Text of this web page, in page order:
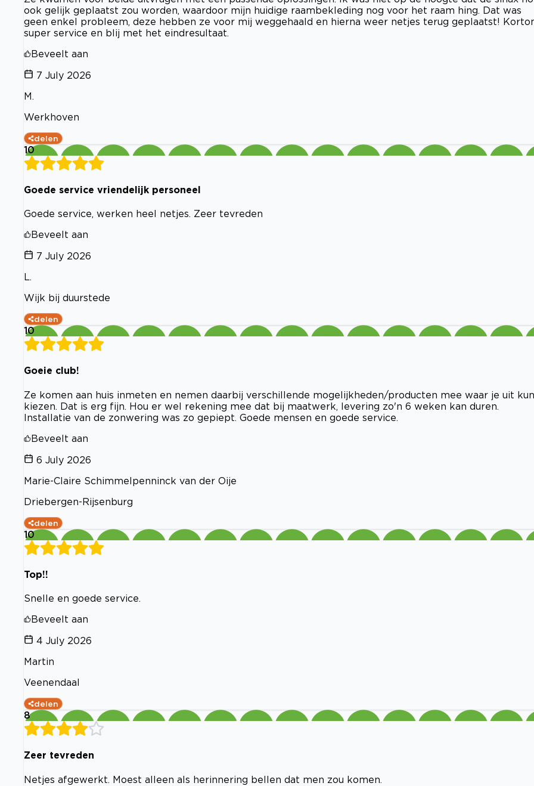
ook gelijk geplaatst zou worden, waardoor mijn huidige raambekleding nog voor het raam hing. Dat was
geen enkel probleem, deze hebben ze voor mij weggehaald en hierna weer netjes terug geplaatst!
super service en blij met het eindresultaat.
Beveelt aan
7 July 2026
M.
Werkhoven
delen
10
Goede service vriendelijk personeel
Goede service, werken heel netjes. Zeer tevreden
Beveelt aan
7 July 2026
L.
Wijk bij duurstede
delen
10
Goeie club!
Ze komen aan huis inmeten en nemen daarbij verschillende mogelijkheden/producten mee waar je uit
kiezen. Dat is erg fijn. Hou er wel rekening mee dat bij maatwerk, levering zo'n 6 weken kan duren.
Installatie van de zonwering was zo gepiept. Goede mensen en goede service.
Beveelt aan
6 July 2026
Marie-Claire Schimmelpenninck van der Oije
Driebergen-Rijsenburg
delen
10
Top!!
Snelle en goede service.
Beveelt aan
4 July 2026
Martin
Veenendaal
delen
8
Zeer tevreden
Netjes afgewerkt. Moest alleen als herinnering bellen dat men zou komen.